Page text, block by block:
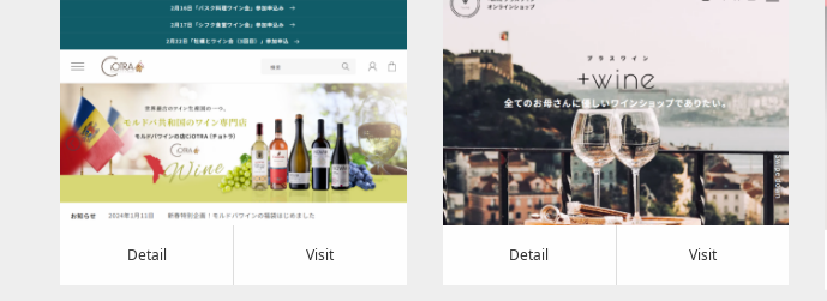
ルドバワインの店CiOTRA（チョト
ラ）| モルドバ共和国のワイン専門店
食料品
Detail Visit
Detail Visit
ン。 ノンアルの取り扱いも豊富で全て
の女性に向けたワインショップ。 –
+wine
Category:食料品
Detail Visit
Detail Visit